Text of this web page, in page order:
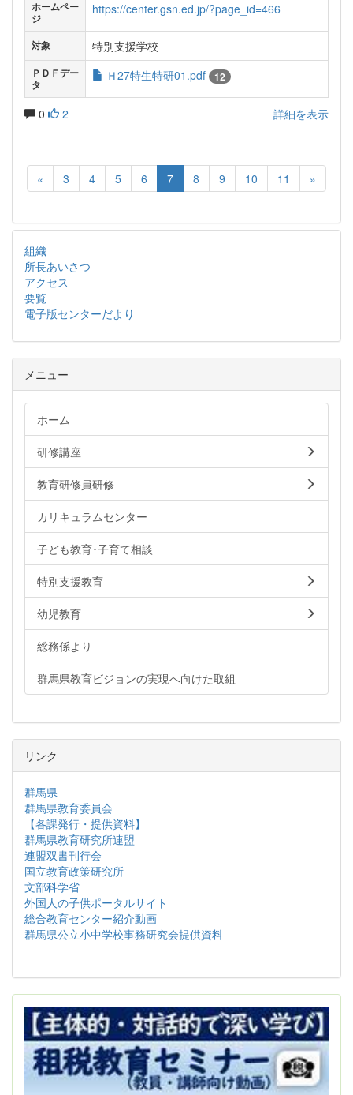
ホームペー
ジ
https://center.gsn.ed.jp/?page_id=466
対象 特別支援学校
ＰＤＦデー
タ
Ｈ27特生特研01.pdf 12
0 2 詳細を表示
« 3 4 5 6 7 8 9 10 11 »
組織
所長あいさつ
アクセス
要覧
電子版センターだより
メニュー
ホーム
研修講座
教育研修員研修
カリキュラムセンター
子ども教育･子育て相談
特別支援教育
幼児教育
総務係より
群馬県教育ビジョンの実現へ向けた取組
リンク
群馬県
群馬県教育委員会
【各課発行・提供資料】
群馬県教育研究所連盟
連盟双書刊行会
国立教育政策研究所
文部科学省
外国人の子供ポータルサイト
総合教育センター紹介動画
群馬県公立小中学校事務研究会提供資料